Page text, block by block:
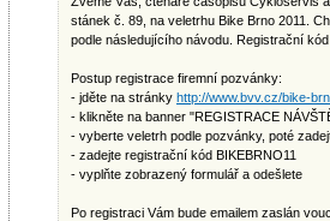
stánek č. 89, na veletrhu Bike Brno 2011.
podle následujícího návodu. Registrační kód
Postup registrace firemní pozvánky:
- jděte na stránky http://www.bvv.cz/bike-
- klikněte na banner "REGISTRACE
- vyberte veletrh podle pozvánky, poté
- zadejte registrační kód BIKEBRNO11
- vyplňte zobrazený formulář a odešlete
Po registraci Vám bude emailem zaslán